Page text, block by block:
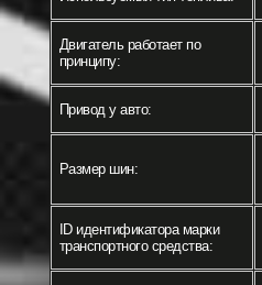
Двигатель работает по
принципу:
Привод у авто:
Размер шин:
ID идентификатора марки
транспортного средства: